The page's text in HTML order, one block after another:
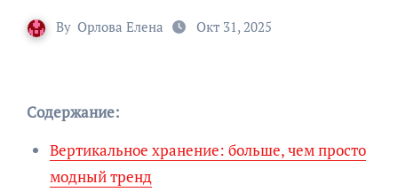
By Орлова Елена Окт 31, 2025
Содержание:
Вертикальное хранение: больше, чем просто
модный тренд